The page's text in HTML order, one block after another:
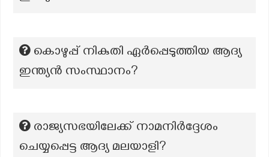
കൊഴുപ്പ് നികുതി ഏർപ്പെടുത്തിയ ആദ്യ
ഇന്ത്യൻ സംസ്ഥാനം?
രാജ്യസഭയിലേക്ക് നാമനിർദ്ദേശം
ചെയ്യപ്പെട്ട ആദ്യ മലയാളി?